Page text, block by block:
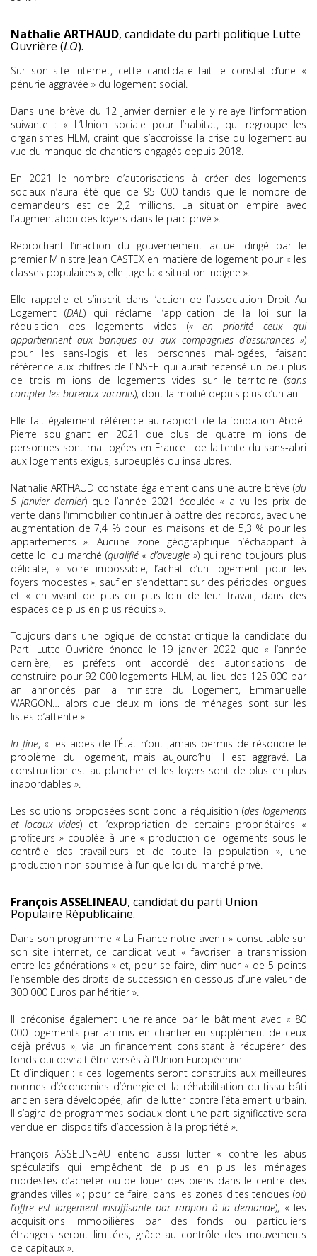
Nathalie ARTHAUD, candidate du parti politique Lutte
Ouvrière (LO).
Sur son site internet, cette candidate fait le constat d’une «
pénurie aggravée » du logement social.
Dans une brève du 12 janvier dernier elle y relaye l’information
suivante : « L’Union sociale pour l’habitat, qui regroupe les
organismes HLM, craint que s’accroisse la crise du logement au
vue du manque de chantiers engagés depuis 2018.
En 2021 le nombre d’autorisations à créer des logements
sociaux n’aura été que de 95 000 tandis que le nombre de
demandeurs est de 2,2 millions. La situation empire avec
l’augmentation des loyers dans le parc privé ».
Reprochant l’inaction du gouvernement actuel dirigé par le
premier Ministre Jean CASTEX en matière de logement pour « les
classes populaires », elle juge la « situation indigne ».
Elle rappelle et s’inscrit dans l’action de l’association Droit Au
Logement (DAL) qui réclame l’application de la loi sur la
réquisition des logements vides (« en priorité ceux qui
appartiennent aux banques ou aux compagnies d’assurances »)
pour les sans-logis et les personnes mal-logées, faisant
référence aux chiffres de l’INSEE qui aurait recensé un peu plus
de trois millions de logements vides sur le territoire (sans
compter les bureaux vacants), dont la moitié depuis plus d’un an.
Elle fait également référence au rapport de la fondation Abbé-
Pierre soulignant en 2021 que plus de quatre millions de
personnes sont mal logées en France : de la tente du sans-abri
aux logements exigus, surpeuplés ou insalubres.
Nathalie ARTHAUD constate également dans une autre brève (du
5 janvier dernier) que l’année 2021 écoulée « a vu les prix de
vente dans l’immobilier continuer à battre des records, avec une
augmentation de 7,4 % pour les maisons et de 5,3 % pour les
appartements ». Aucune zone géographique n’échappant à
cette loi du marché (qualifié « d’aveugle ») qui rend toujours plus
délicate, « voire impossible, l’achat d’un logement pour les
foyers modestes », sauf en s’endettant sur des périodes longues
et « en vivant de plus en plus loin de leur travail, dans des
espaces de plus en plus réduits ».
Toujours dans une logique de constat critique la candidate du
Parti Lutte Ouvrière énonce le 19 janvier 2022 que « l’année
dernière, les préfets ont accordé des autorisations de
construire pour 92 000 logements HLM, au lieu des 125 000 par
an annoncés par la ministre du Logement, Emmanuelle
WARGON… alors que deux millions de ménages sont sur les
listes d’attente ».
In fine, « les aides de l’État n’ont jamais permis de résoudre le
problème du logement, mais aujourd’hui il est aggravé. La
construction est au plancher et les loyers sont de plus en plus
inabordables ».
Les solutions proposées sont donc la réquisition (des logements
et locaux vides) et l’expropriation de certains propriétaires «
profiteurs » couplée à une « production de logements sous le
contrôle des travailleurs et de toute la population », une
production non soumise à l’unique loi du marché privé.
François ASSELINEAU, candidat du parti Union
Populaire Républicaine.
Dans son programme « La France notre avenir » consultable sur
son site internet, ce candidat veut « favoriser la transmission
entre les générations » et, pour se faire, diminuer « de 5 points
l’ensemble des droits de succession en dessous d’une valeur de
300 000 Euros par héritier ».
Il préconise également une relance par le bâtiment avec « 80
000 logements par an mis en chantier en supplément de ceux
déjà prévus », via un financement consistant à récupérer des
fonds qui devrait être versés à l'Union Européenne.
Et d’indiquer : « ces logements seront construits aux meilleures
normes d’économies d’énergie et la réhabilitation du tissu bâti
ancien sera développée, afin de lutter contre l’étalement urbain.
Il s’agira de programmes sociaux dont une part significative sera
vendue en dispositifs d’accession à la propriété ».
François ASSELINEAU entend aussi lutter « contre les abus
spéculatifs qui empêchent de plus en plus les ménages
modestes d’acheter ou de louer des biens dans le centre des
grandes villes » ; pour ce faire, dans les zones dites tendues (où
l’offre est largement insuffisante par rapport à la demande), « les
acquisitions immobilières par des fonds ou particuliers
étrangers seront limitées, grâce au contrôle des mouvements
de capitaux ».